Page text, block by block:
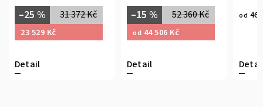
31 372 Kč
–25 %
23 529 Kč
Detail
52 360 Kč
–15 %
od 44 506 Kč
Detail
od 46